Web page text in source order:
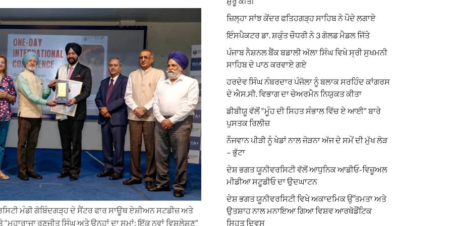
ਮੰਡੀ ਗੋਬਿੰਦਗੜ੍ਹ ਦੇ ਸੈਂਟਰ ਫਾਰ ਸਾਊਥ ਏਸ਼ੀਅਨ ਸਟਡੀਜ਼ ਅਤੇ
ਰਣਜੀਤ ਸਿੰਘ ਅਤੇ ਉਨ੍ਹਾਂ ਦਾ ਸਮਾਂ: ਇੱਕ ਨਵਾਂ ਵਿਸ਼ਲੇਸ਼ਣ”
ਜ਼ਿਲ੍ਹਾ ਸਾਂਝ ਕੇਂਦਰ ਫਤਿਹਗੜ੍ਹ ਸਾਹਿਬ ਨੇ ਪੌਦੇ ਲਗਾਏ
ਇੰਸਪੈਕਟਰ ਡਾ. ਸ਼ਕੁੰਤ ਚੌਧਰੀ ਨੇ 3 ਗੋਲਡ ਮੈਡਲ ਜਿੱਤੇ
ਪੰਜਾਬ ਨੈਸ਼ਨਲ ਬੈਂਕ ਬਡਾਲੀ ਅੱਲਾ ਸਿੰਘ ਵਿਖੇ ਸ੍ਰੀ ਸੁਖਮਨੀ
ਸਾਹਿਬ ਦੇ ਪਾਠ ਕਰਵਾਏ ਗਏ
ਹਰਦੇਵ ਸਿੰਘ ਨੰਬਰਦਾਰ ਪੰਜੋਲਾ ਨੂੰ ਬਲਾਕ ਸਰਹਿੰਦ ਕਾਂਗਰਸ
ਦੇ ਐਸ.ਸੀ. ਵਿਭਾਗ ਦਾ ਚੇਅਰਮੈਨ ਨਿਯੁਕਤ ਕੀਤਾ
ਡੀਬੀਯੂ ਵੱਲੋਂ “ਮੂੰਹ ਦੀ ਸਿਹਤ ਸੰਭਾਲ ਵਿੱਚ ਏ ਆਈ” ਬਾਰੇ
ਪੁਸਤਕ ਰਿਲੀਜ਼
ਨੌਜਵਾਨ ਪੀੜੀ ਨੂੰ ਖੇਡਾਂ ਨਾਲ ਜੋੜਨਾ ਅੱਜ ਦੇ ਸਮੇਂ ਦੀ ਮੁੱਖ ਲੋੜ
– ਭੁੱਟਾ
ਦੇਸ਼ ਭਗਤ ਯੂਨੀਵਰਸਿਟੀ ਵੱਲੋਂ ਆਧੁਨਿਕ ਆਡੀਓ-ਵਿਜ਼ੂਅਲ
ਮੀਡੀਆ ਸਟੂਡੀਓ ਦਾ ਉਦਘਾਟਨ
ਦੇਸ਼ ਭਗਤ ਯੂਨੀਵਰਸਿਟੀ ਵਿਖੇ ਅਕਾਦਮਿਕ ਉੱਤਮਤਾ ਅਤੇ
ਉਤਸ਼ਾਹ ਨਾਲ ਮਨਾਇਆ ਗਿਆ ਵਿਸ਼ਵ ਆਰਥੋਡੌਂਟਿਕ
ਸਿਹਤ ਦਿਵਸ